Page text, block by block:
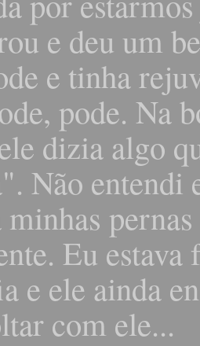
e deu um
e tinha
pode. Na
dizia algo
Não entendi
minhas
Eu
e ele ainda
com ele...